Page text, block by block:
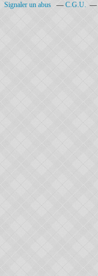
Signaler un abus C.G.U.